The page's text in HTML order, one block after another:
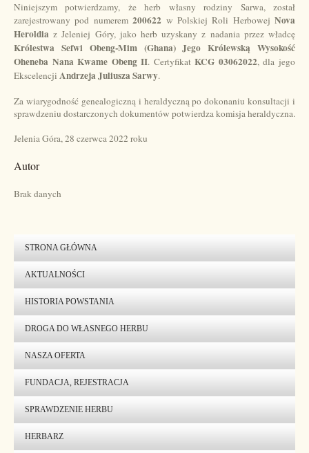
Niniejszym potwierdzamy, że herb własny rodziny Sarwa, został
zarejestrowany pod numerem200622 w Polskiej Roli Herbowej Nova
Heroldia z Jeleniej Góry, jako herb uzyskany z nadania przez władcę
Królestwa Sefwi Obeng-Mim (Ghana) Jego Królewską Wysokość
Oheneba Nana Kwame Obeng II. CertyfikatKCG 03062022, dla jego
Ekscelencji Andrzeja Juliusza Sarwy.
Za wiarygodność genealogiczną i heraldyczną po dokonaniu konsultacji i
sprawdzeniu dostarczonych dokumentów potwierdza komisja heraldyczna.
Jelenia Góra, 28 czerwca 2022 roku
Autor
Brak danych
STRONA GŁÓWNA
AKTUALNOŚCI
HISTORIA POWSTANIA
DROGA DO WŁASNEGO HERBU
NASZA OFERTA
FUNDACJA, REJESTRACJA
SPRAWDZENIE HERBU
HERBARZ